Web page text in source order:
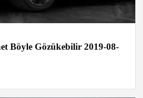
Böyle Gözükebilir 2019-08-